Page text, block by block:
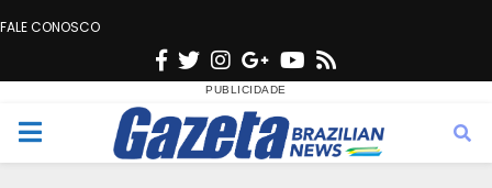
FALE CONOSCO
F
c
e
T
w
i
t
n
s
t
G
o
o
g
Y
u
t
s
M